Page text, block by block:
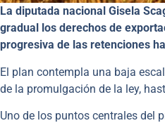
La diputada nacional Gisela
gradual los derechos de
progresiva de las retenciones
El plan contempla una baja
de la promulgación de la ley,
Uno de los puntos centrales del